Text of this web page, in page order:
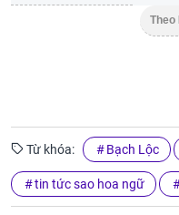
Theo
Từ khóa: Bạch Lộc
tin tức sao hoa ngữ